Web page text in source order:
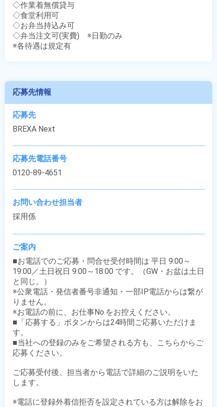
◇作業着無償貸与
◇食堂利用可
◇お弁当持込み可
◇弁当注文可(実費)　※日勤のみ
※各待遇は規定有
応募先情報
応募先
BREXA Next
応募先電話番号
0120-89-4651
お問い合わせ担当者
採用係
ご案内
■お電話でのご応募・問合せ受付時間は 平日 9:00～
19:00／土日祝日 9:00～18:00 です。（GW・お盆は土日
と同じ。）
※公衆電話・発信者番号非通知・一部IP電話からは繋が
りません。
※お電話の前に、お仕事No.をお控えください。
■「応募する」ボタンからは24時間ご応募いただけま
す。
■当社への登録のみをご希望される方も、こちらからご
応募ください。
ご応募受付後、担当者から電話で詳細のご説明をいた
します。
※電話に登録外着信拒否を設定されている方は解除をお